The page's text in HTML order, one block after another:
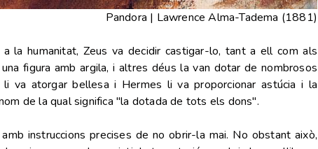
Pandora | Lawrence Alma-Tadema (1881)
la humanitat, Zeus va decidir castigar-lo, tant a ell com als
figura amb argila, i altres déus la van dotar de nombrosos
va atorgar bellesa i Hermes li va proporcionar astúcia i la
de la qual significa "la dotada de tots els dons".
instruccions precises de no obrir-la mai. No obstant això,